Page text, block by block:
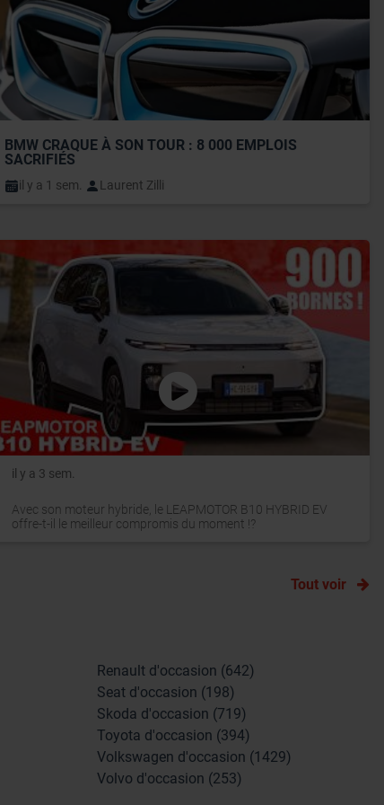
BMW CRAQUE À SON TOUR : 8 000 EMPLOIS
SACRIFIÉS
il y a 1 sem. Laurent Zilli
il y a 3 sem.
Avec son moteur hybride, le LEAPMOTOR B10 HYBRID EV
offre-t-il le meilleur compromis du moment !?
Tout voir
Renault d'occasion (642)
Seat d'occasion (198)
Skoda d'occasion (719)
Toyota d'occasion (394)
Volkswagen d'occasion (1429)
Volvo d'occasion (253)